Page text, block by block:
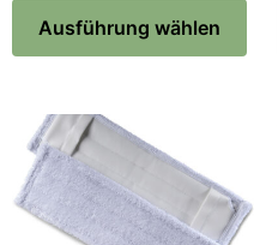
Ausführung wählen